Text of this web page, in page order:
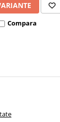
Compara